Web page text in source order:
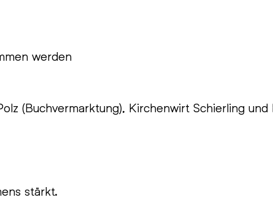
werden
(Buchvermarktung), Kirchenwirt Schierling und
stärkt.